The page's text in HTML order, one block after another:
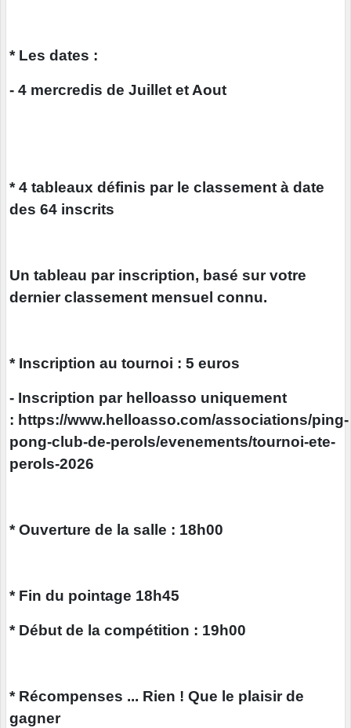
* Les dates :
- 4 mercredis de Juillet et Aout
* 4 tableaux définis par le classement à date
des 64 inscrits
Un tableau par inscription, basé sur votre
dernier classement mensuel connu.
* Inscription au tournoi : 5 euros
- Inscription par helloasso uniquement
: https://www.helloasso.com/associations/ping-
pong-club-de-perols/evenements/tournoi-ete-
perols-2026
* Ouverture de la salle : 18h00
* Fin du pointage 18h45
* Début de la compétition : 19h00
* Récompenses ... Rien ! Que le plaisir de
gagner